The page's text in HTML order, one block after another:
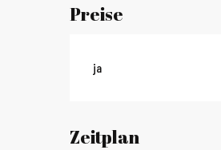
Preise
ja
Zeitplan